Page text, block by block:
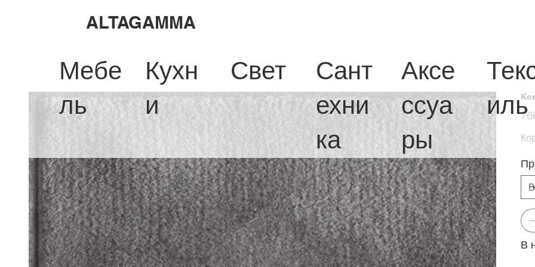
ALTAGAMMA
Мебе
ль
Кухн
и
Свет
Сант
ехни
ка
Аксе
ссуа
ры
ильцена
В